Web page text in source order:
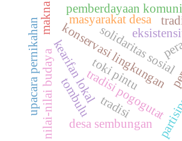
solidaritas sosial
tradisi pogogutat
masyarakat desa
konservasi lingkungan
pemberdayaan
kearifan lokal
desa sembungan
nilai-nilai budaya toki pintu
upacara pernikahan tombulu tradisi
makna